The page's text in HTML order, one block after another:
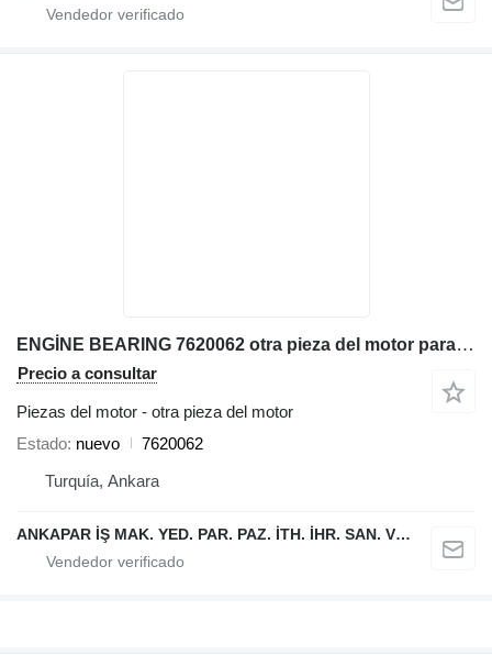
ENGİNE BEARING 7620062 otra pieza del motor para Liebherr L538,L542,L544,L554,L550,L556,L566,L576L580 cargadora de ruedas
Precio a consultar
Piezas del motor - otra pieza del motor
Estado nuevo
7620062
Turquía, Ankara
ANKAPAR İŞ MAK. YED. PAR. PAZ. İTH. İHR. SAN. VE TİC. LTD. ŞTİ.